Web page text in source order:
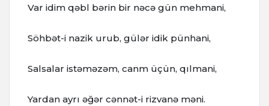
Var idim qəbl bərin bir nəcə gün mehmani,
Söhbət-i nazik urub, gülər idik pünhani,
Salsalar istəməzəm, canm üçün, qılmani,
Yardan ayrı əğər cənnət-i rizvanə məni.